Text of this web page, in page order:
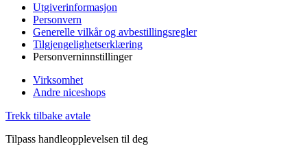
Utgiverinformasjon
Personvern
Generelle vilkår og avbestillingsregler
Tilgjengelighetserklæring
Personverninnstillinger
Virksomhet
Andre niceshops
Trekk tilbake avtale
Tilpass handleopplevelsen til deg